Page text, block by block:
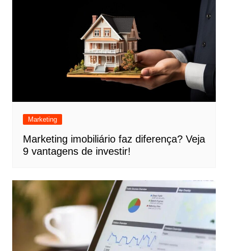
Marketing
Marketing imobiliário faz diferença? Veja
9 vantagens de investir!